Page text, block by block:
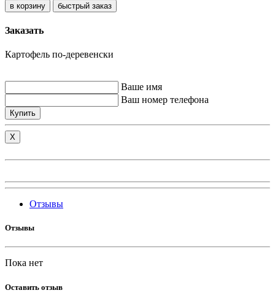
быстрый заказ
Заказать
Картофель по-деревенски
Ваше имя
Ваш номер телефона
Купить
X
Отзывы
Отзывы
Пока нет
Оставить отзыв